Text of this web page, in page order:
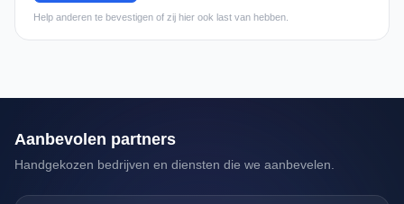
Help anderen te bevestigen of zij hier ook last van hebben.
Aanbevolen partners
Handgekozen bedrijven en diensten die we aanbevelen.